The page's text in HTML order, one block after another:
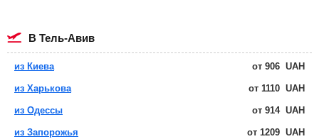
в Тель-Авив
из Киева от 906 UAH
из Харькова от 1110 UAH
из Одессы от 914 UAH
из Запорожья от 1209 UAH